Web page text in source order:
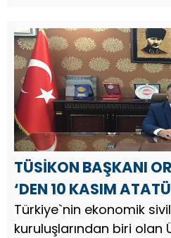
TÜSİKON BAŞKANI
‘DEN 10 KASIM
GÜNÜ MESAJI
Türkiye`nin ekonomik
kuruluşlarından biri olan